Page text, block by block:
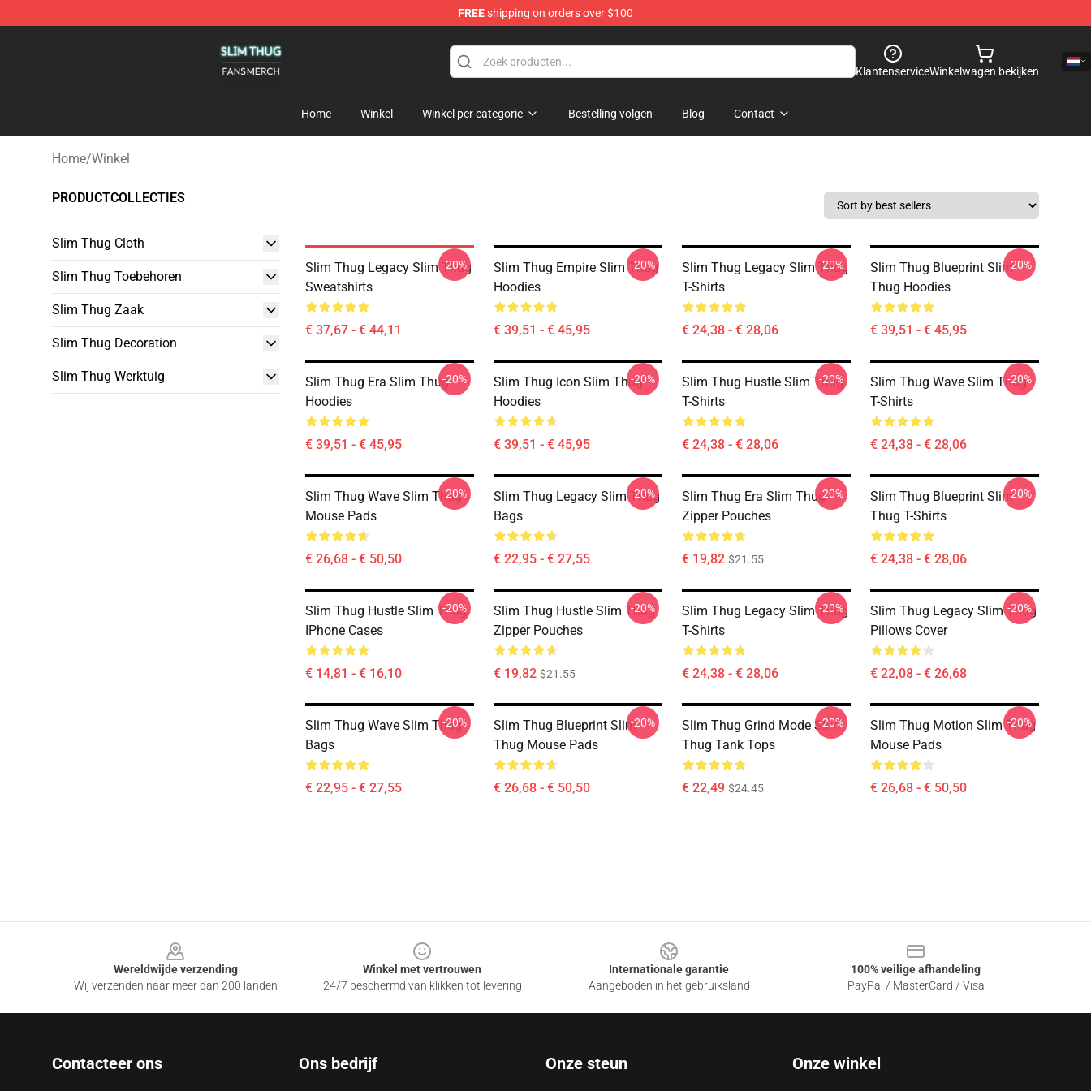
FREEshipping on orders over $100
KlantenserviceWinkelwagen bekijken
Home Winkel Winkel per categorie Bestelling volgen Blog Contact
Home/Winkel
PRODUCTCOLLECTIES
Slim Thug Cloth
Slim Thug Toebehoren
Slim Thug Zaak
Slim Thug Decoration
Slim Thug Werktuig
Slim Thug Legacy Slim Thug
Sweatshirts
€ 37,67 - € 44,11
-20%
Slim Thug Empire Slim Thug
Hoodies
€ 39,51 - € 45,95
-20%
Slim Thug Legacy Slim Thug
T-Shirts
€ 24,38 - € 28,06
-20%
Slim Thug Blueprint Slim
Thug Hoodies
€ 39,51 - € 45,95
-20%
Slim Thug Era Slim Thug
Hoodies
€ 39,51 - € 45,95
-20%
Slim Thug Icon Slim Thug
Hoodies
€ 39,51 - € 45,95
-20%
Slim Thug Hustle Slim Thug
T-Shirts
€ 24,38 - € 28,06
-20%
Slim Thug Wave Slim Thug
T-Shirts
€ 24,38 - € 28,06
-20%
Slim Thug Wave Slim Thug
Mouse Pads
€ 26,68 - € 50,50
-20%
Slim Thug Legacy Slim Thug
Bags
€ 22,95 - € 27,55
-20%
Slim Thug Era Slim Thug
Zipper Pouches
€ 19,82 $21.55
-20%
Slim Thug Blueprint Slim
Thug T-Shirts
€ 24,38 - € 28,06
-20%
Slim Thug Hustle Slim Thug
IPhone Cases
€ 14,81 - € 16,10
-20%
Slim Thug Hustle Slim Thug
Zipper Pouches
€ 19,82 $21.55
-20%
Slim Thug Legacy Slim Thug
T-Shirts
€ 24,38 - € 28,06
-20%
Slim Thug Legacy Slim Thug
Pillows Cover
€ 22,08 - € 26,68
-20%
Slim Thug Wave Slim Thug
Bags
€ 22,95 - € 27,55
-20%
Slim Thug Blueprint Slim
Thug Mouse Pads
€ 26,68 - € 50,50
-20%
Slim Thug Grind Mode Slim
Thug Tank Tops
€ 22,49 $24.45
-20%
Slim Thug Motion Slim Thug
Mouse Pads
€ 26,68 - € 50,50
-20%
Wereldwijde verzending
Wij verzenden naar meer dan 200 landen
Winkel met vertrouwen
24/7 beschermd van klikken tot levering
Internationale garantie
Aangeboden in het gebruiksland
100% veilige afhandeling
PayPal / MasterCard / Visa
Contacteer ons Ons bedrijf Onze steun Onze winkel